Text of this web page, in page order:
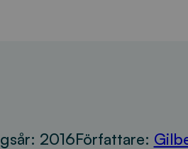
2016Författare: